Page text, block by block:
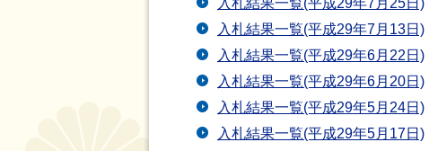
入札結果一覧(平成29年7月25日)
入札結果一覧(平成29年7月13日)
入札結果一覧(平成29年6月22日)
入札結果一覧(平成29年6月20日)
入札結果一覧(平成29年5月24日)
入札結果一覧(平成29年5月17日)